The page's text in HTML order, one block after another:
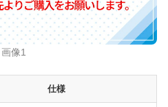
画像1
仕様